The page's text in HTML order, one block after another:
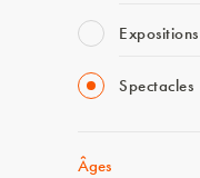
Expositions
Spectacles
Âges